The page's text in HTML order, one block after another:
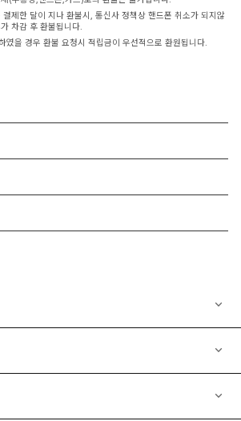
제한 달이 지나 환불시, 통신사 정책상 핸드폰 취소가 되지않
차감 후 환불됩니다.
였을 경우 환불 요청시 적립금이 우선적으로 환원됩니다.